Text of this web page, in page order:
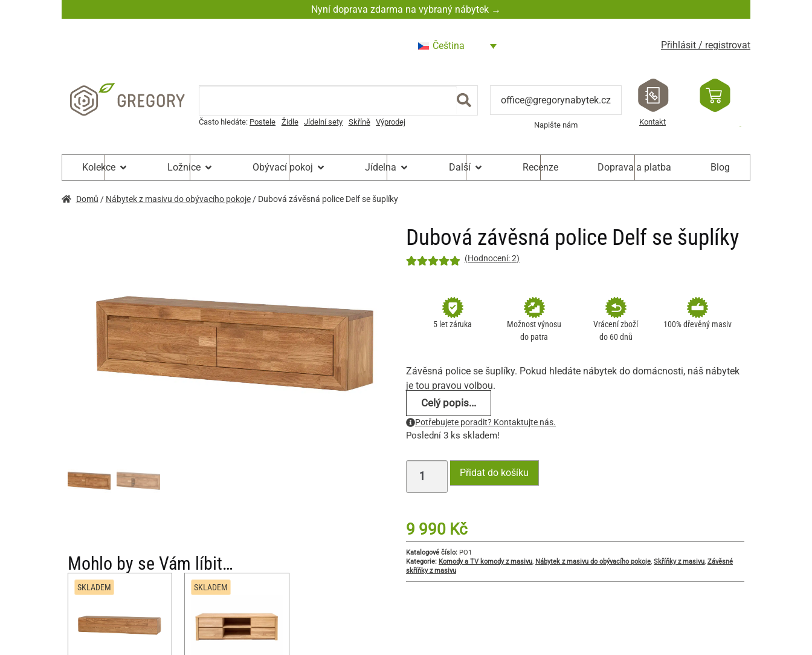
Nyní doprava zdarma na vybraný nábytek →
Čeština Přihlásit / registrovat
Často hledáte: Postele Židle Jídelní sety Skříně Výprodej
office@gregorynabytek.cz
Napište nám Kontakt
Kolekce Ložnice Obývací pokoj Jídelna Další Recenze Doprava a platba Blog
Domů / Nábytek z masivu do obývacího pokoje/ Dubová závěsná police Delf se šuplíky
Mohlo by se Vám líbit…
SKLADEM SKLADEM
Dubová závěsná police Delf se šuplíky
hodnocení
(Hodnocení:2)
5 let záruka
Možnost výnosu
do patra
Vrácení zboží
do 60 dnů
100% dřevěný masiv
Závěsná police se šuplíky. Pokud hledáte nábytek do domácnosti, náš nábytek
je tou pravou volbou.
Celý popis...
Potřebujete poradit? Kontaktujte nás.
Poslední 3 ks skladem!
Přidat do košíku
9 990 Kč
Katalogové číslo: PO1
Kategorie: Komody a TV komody z masivu, Nábytek z masivu do obývacího pokoje, Skříňky z masivu, Závěsné
skříňky z masivu